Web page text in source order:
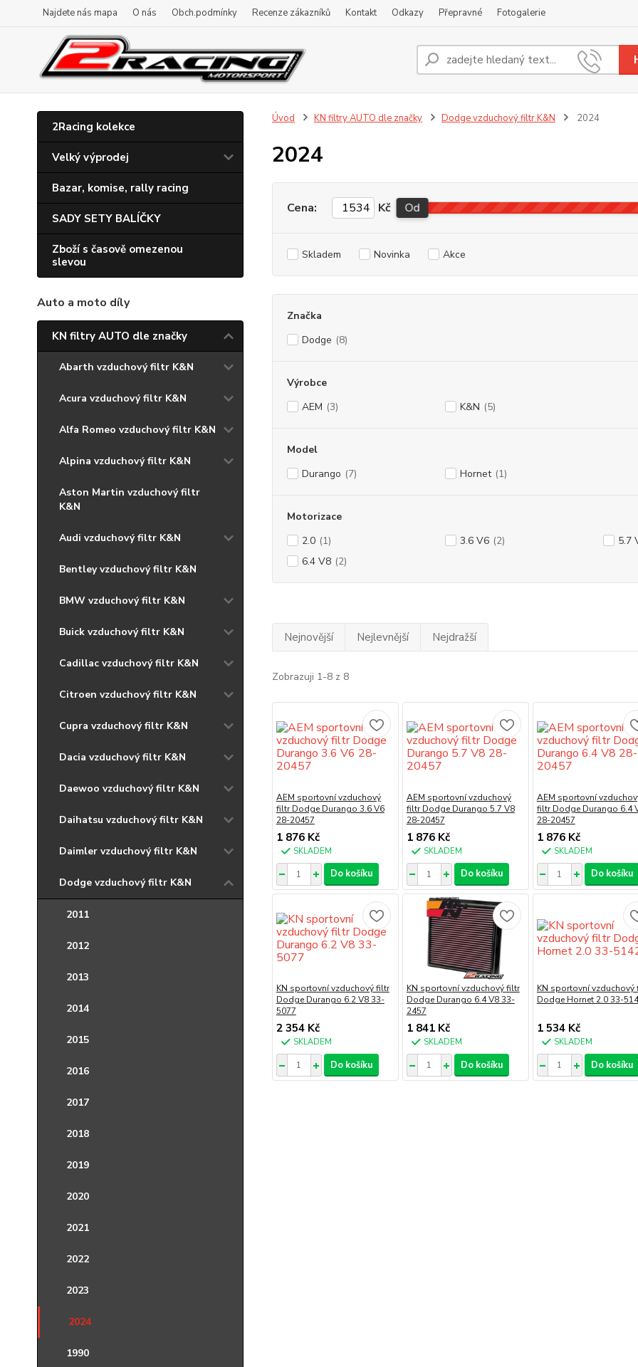
Najdete nás mapa O nás Obch.podmínky Recenze zákazníků Kontakt Odkazy Přepravné Fotogalerie
2Racing kolekce
Velký výprodej
Bazar, komise, rally racing
SADY SETY BALÍČKY
Zboží s časově omezenou
slevou
Auto a moto díly
KN filtry AUTO dle značky
Abarth vzduchový filtr K&N
Acura vzduchový filtr K&N
Alfa Romeo vzduchový filtr K&N
Alpina vzduchový filtr K&N
Aston Martin vzduchový filtr
K&N
Audi vzduchový filtr K&N
Bentley vzduchový filtr K&N
BMW vzduchový filtr K&N
Buick vzduchový filtr K&N
Cadillac vzduchový filtr K&N
Citroen vzduchový filtr K&N
Cupra vzduchový filtr K&N
Dacia vzduchový filtr K&N
Daewoo vzduchový filtr K&N
Daihatsu vzduchový filtr K&N
Daimler vzduchový filtr K&N
Dodge vzduchový filtr K&N
2011
2012
2013
2014
2015
2016
2017
2018
2019
2020
2021
2022
2023
2024
1990
Úvod KN filtry AUTO dle značky Dodge vzduchový filtr K&N 2024
2024
Cena: Kč Od
Skladem Novinka Akce
Značka
Dodge (8)
Výrobce
AEM (3) K&N (5)
Model
Durango (7) Hornet (1)
Motorizace
2.0 (1) 3.6 V6 (2) 5.7
6.4 V8 (2)
Nejnovější Nejlevnější Nejdražší
Zobrazuji 1-8 z 8
AEM sportovní vzduchový
filtr Dodge Durango 3.6 V6
28-20457
1 876 Kč
SKLADEM
Do košíku
AEM sportovní vzduchový
filtr Dodge Durango 5.7 V8
28-20457
1 876 Kč
SKLADEM
Do košíku
AEM sportovní
filtr Dodge Durango 6.4
28-20457
1 876 Kč
SKLADEM
Do košíku
KN sportovní vzduchový filtr
Dodge Durango 6.2 V8 33-
5077
2 354 Kč
SKLADEM
Do košíku
KN sportovní vzduchový filtr
Dodge Durango 6.4 V8 33-
2457
1 841 Kč
SKLADEM
Do košíku
KN sportovní vzduchový
Dodge Hornet 2.0 33-
1 534 Kč
SKLADEM
Do košíku